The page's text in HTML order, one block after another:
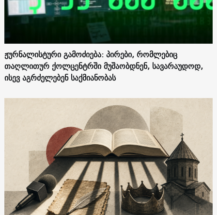
ჟურნალისტური გამოძიება: პირები, რომლებიც
თაღლითურ ქოლცენტრში მუშაობდნენ, სავარაუდოდ,
ისევ აგრძელებენ საქმიანობას